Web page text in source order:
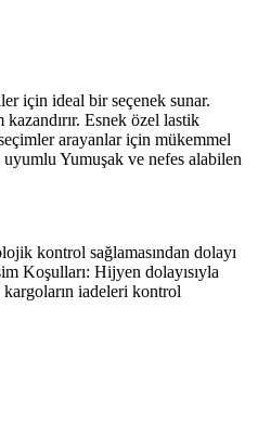
için ideal bir seçenek sunar.
Esnek özel lastik
arayanlar için mükemmel
Yumuşak ve nefes alabilen
kontrol sağlamasından dolayı
Koşulları: Hijyen dolayısıyla
iadeleri kontrol